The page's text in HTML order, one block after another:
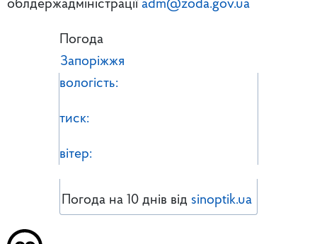
облдержадміністрації adm@zoda.gov.ua
Погода
Запоріжжя
вологість:
тиск:
вітер:
Погода на 10 днів від sinoptik.ua